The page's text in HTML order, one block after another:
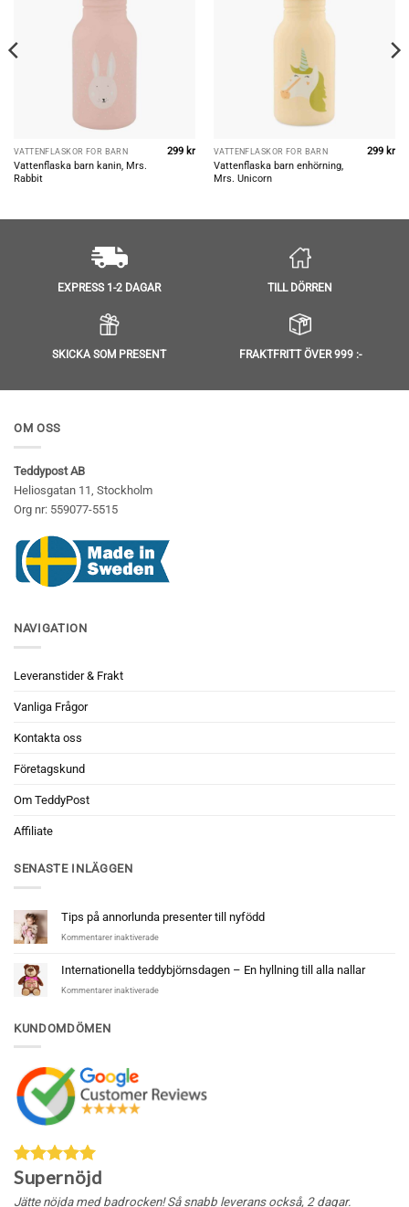
VATTENFLASKOR FÖR BARN
Vattenflaska barn kanin, Mrs.
Rabbit
299 kr VATTENFLASKOR FÖR BARN
Vattenflaska barn enhörning,
Mrs. Unicorn
299 kr
EXPRESS 1-2 DAGAR TILL DÖRREN
SKICKA SOM PRESENT FRAKTFRITT ÖVER 999 :-
OM OSS
Teddypost AB
Heliosgatan 11, Stockholm
Org nr: 559077-5515
NAVIGATION
Leveranstider & Frakt
Vanliga Frågor
Kontakta oss
Företagskund
Om TeddyPost
Affiliate
SENASTE INLÄGGEN
Tips på annorlunda presenter till nyfödd
Kommentarer inaktiveradeför
på
annorlunda
presenter
Internationella teddybjörnsdagen – En hyllning till alla nallar
Kommentarer inaktiveradeför
nallar
KUNDOMDÖMEN
Supernöjd
Jätte nöjda med badrocken! Så snabb leverans också, 2 dagar.